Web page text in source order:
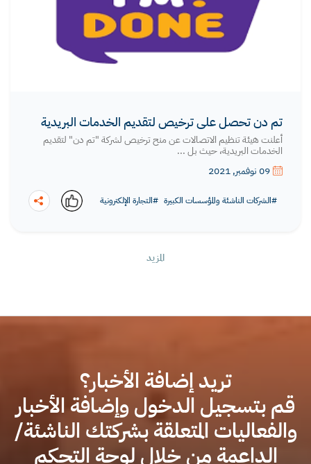
تم دن تحصل على ترخيص لتقديم الخدمات البريدية
أعلنت هيئة تنظيم الاتصالات عن منح ترخيص لشركة "تم دن" لتقديم
الخدمات البريدية، حيث بل ...
09 نوفمبر, 2021
#الشركات الناشئة والمؤسسات الكبيرة #التجارة الإلكترونية
المزيد
تريد إضافة الأخبار؟
قم بتسجيل الدخول وإضافة الأخبار
والفعاليات المتعلقة بشركتك الناشئة/
الداعمة من خلال لوحة التحكم